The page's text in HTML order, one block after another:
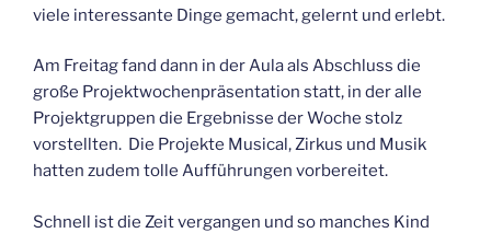
viele interessante Dinge gemacht, gelernt und erlebt.
Am Freitag fand dann in der Aula als Abschluss die
große Projektwochenpräsentation statt, in der alle
Projektgruppen die Ergebnisse der Woche stolz
vorstellten. Die Projekte Musical, Zirkus und Musik
hatten zudem tolle Aufführungen vorbereitet.
Schnell ist die Zeit vergangen und so manches Kind